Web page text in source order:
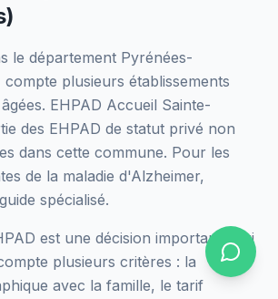
)
le département Pyrénées-
compte plusieurs établissements
EHPAD Accueil Sainte-
des EHPAD de statut privé non
dans cette commune. Pour les
de la maladie d'Alzheimer,
spécialisé.
est une décision importante qui
plusieurs critères : la
avec la famille, le tarif